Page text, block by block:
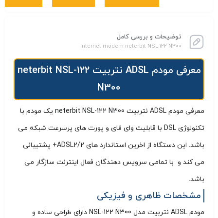
توضیحات و بررسی کامل
Internet modem neterbit NSL-122 N300
معرفی مودم ADSL نتربیت neterbit NSL-122
N300
معرفی مودم ADSL نتربیت neterbit NSL-122 N300 یک مودم با
تکنولوژی DSL با قابلیت وای فای و پورت های پرسرعت شبکه می
باشد. این دستگاه از اخرین استاندارد های ADSL2/2+ پشتیبانی
می کند و با تمامی سرویس دهندگان فعال اینترنت سازگار می
باشد.
مشخصات ظاهری و فیزیکی
مودم ADSL نتربیت مدل NSL-122 N300 دارای طراحی ساده و